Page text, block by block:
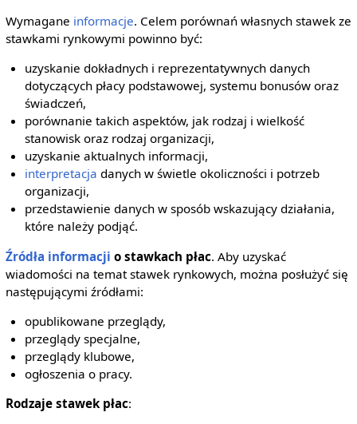
Wymagane informacje. Celem porównań własnych stawek ze
stawkami rynkowymi powinno być:
uzyskanie dokładnych i reprezentatywnych danych
dotyczących płacy podstawowej, systemu bonusów oraz
świadczeń,
porównanie takich aspektów, jak rodzaj i wielkość
stanowisk oraz rodzaj organizacji,
uzyskanie aktualnych informacji,
interpretacja danych w świetle okoliczności i potrzeb
organizacji,
przedstawienie danych w sposób wskazujący działania,
które należy podjąć.
Źródła informacji o stawkach płac. Aby uzyskać
wiadomości na temat stawek rynkowych, można posłużyć się
następującymi źródłami:
opublikowane przeglądy,
przeglądy specjalne,
przeglądy klubowe,
ogłoszenia o pracy.
Rodzaje stawek płac: